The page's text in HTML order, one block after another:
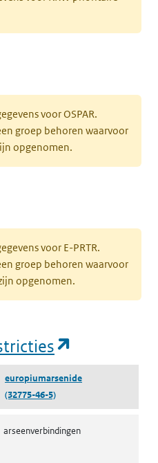
voor OSPAR.
groep behoren waarvoor
opgenomen.
voor E-PRTR.
groep behoren waarvoor
opgenomen.
europiumarsenide
(32775-46-5)
arseenverbindingen